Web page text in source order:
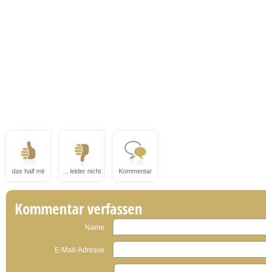
das half mir ... leider nicht Kommentar
Kommentar verfassen
Name
E-Mail-Adresse